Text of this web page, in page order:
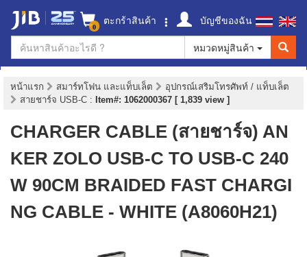
0 ตะกร้าสินค้า
บัญชีของฉัน
หมวดหมู่สินค้า
หน้าแรก สมาร์ทโฟน และแท็บเล็ต
อุปกรณ์เสริมโทรศัพท์ / แท็บเล็ต
สายชาร์จ USB-C : Item#: 1062000367 [ 1,839 view ]
CHARGER CABLE (สายชาร์จ) AN
KER ZOLO USB-C TO USB-C 240
W 90CM BRAIDED FAST CHARGI
NG CABLE - WHITE (A8060H21)